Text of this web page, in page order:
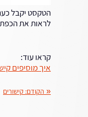
הטקסט יקבל
לראות את
קראו עוד:
איך מוסיפים
« הקודם: קישורים